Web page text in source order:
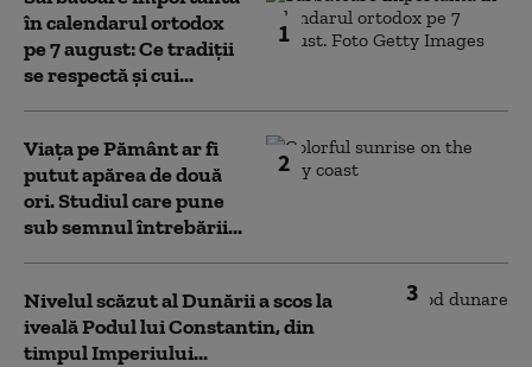
1
în calendarul ortodox
pe 7 august: Ce tradiții
se respectă și cui...
2
Viața pe Pământ ar fi
putut apărea de două
ori. Studiul care pune
sub semnul întrebării...
3
Nivelul scăzut al Dunării a scos la
iveală Podul lui Constantin, din
timpul Imperiului...